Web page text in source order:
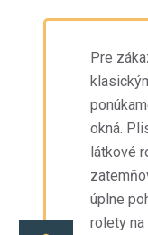
Pre
okná.
látkové
úplne
rolety na